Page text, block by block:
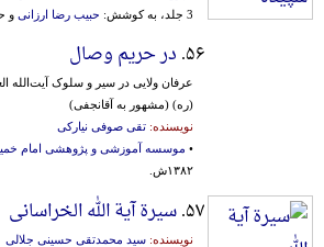
3 جلد، به کوشش:
حبیب رضا ارزانی و
۵۶. در حریم وصال
عرفان ولایی در سیر و سلوک آیت‌الله
(ره) (مشهور به آقانجفی)
نویسنده: تقی صوفی نیارکی
• موسسه آموزشی و پژوهشی امام
۱۳۸۲ش.
۵۷. سیرة آیة الله الخراسانی
نویسنده: سید محمدتقی حسینی جلالی